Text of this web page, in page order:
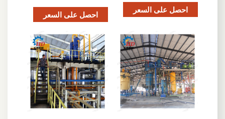
احصل على السعر احصل على السعر